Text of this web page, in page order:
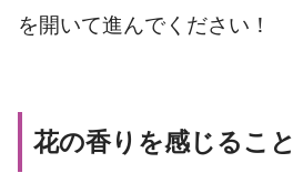
を開いて進んでください！
花の香りを感じること